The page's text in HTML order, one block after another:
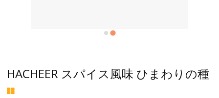
HACHEER スパイス風味 ひまわりの種